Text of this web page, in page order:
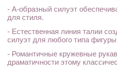
- А-образный силуэт
для стиля.
- Естественная линия талии
силуэт для любого типа
- Романтичные кружевные
драматичности этому